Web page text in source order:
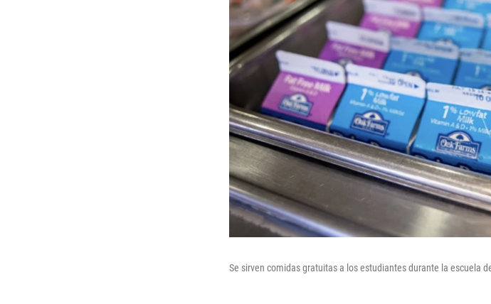
Se sirven comidas gratuitas a los estudiantes durante la escuela